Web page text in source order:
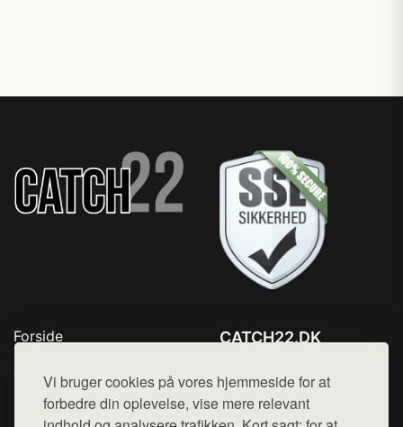
Vi bruger cookies på vores hjemmeside for at
forbedre din oplevelse, vise mere relevant
Forside
Top Rabatter
Kontakt
CATCH22.DK
Mail: hej@want.dk